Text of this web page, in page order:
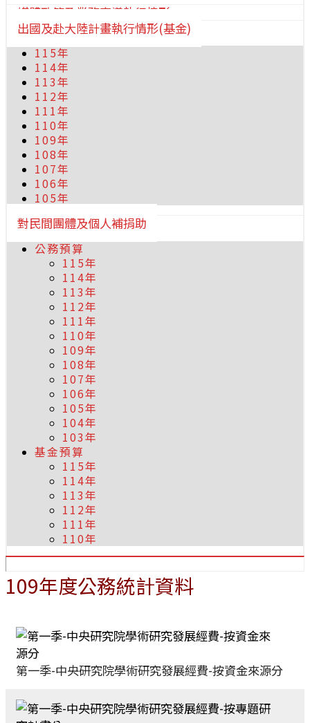
媒體政策及業務宣導執行情形
出國及赴大陸計畫執行情形(基金)
115年
114年
113年
112年
111年
110年
109年
108年
107年
106年
105年
對民間團體及個人補捐助
公務預算
115年
114年
113年
112年
111年
110年
109年
108年
107年
106年
105年
104年
103年
基金預算
115年
114年
113年
112年
111年
110年
109年度公務統計資料
第一季-中央研究院學術研究發展經費-按資金來源分